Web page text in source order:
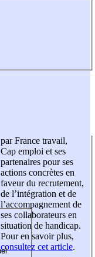
par France travail,
Cap emploi et ses
partenaires pour ses
actions concrètes en
faveur du recrutement,
de l’intégration et de
l’accompagnement de
ses collaborateurs en
situation de handicap.
Pour en savoir plus,
consultez cet article.